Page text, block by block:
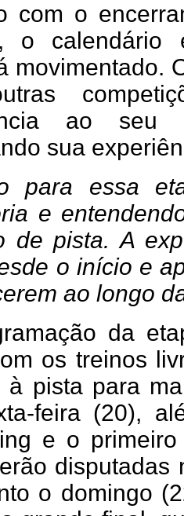
com o
o calendário
movimentado.
ao seu
sua
para essa
e
de pista. A
o início e
ao longo
da
os treinos
à pista para
feira (20),
e o
disputadas
o domingo